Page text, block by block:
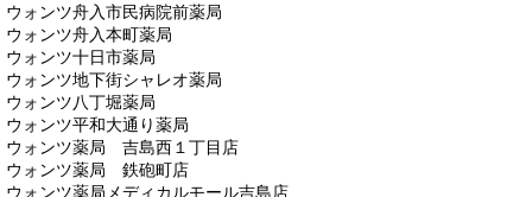
ウォンツ舟入市民病院前薬局
ウォンツ舟入本町薬局
ウォンツ十日市薬局
ウォンツ地下街シャレオ薬局
ウォンツ八丁堀薬局
ウォンツ平和大通り薬局
ウォンツ薬局 吉島西１丁目店
ウォンツ薬局 鉄砲町店
ウォンツ薬局メディカルモール吉島店